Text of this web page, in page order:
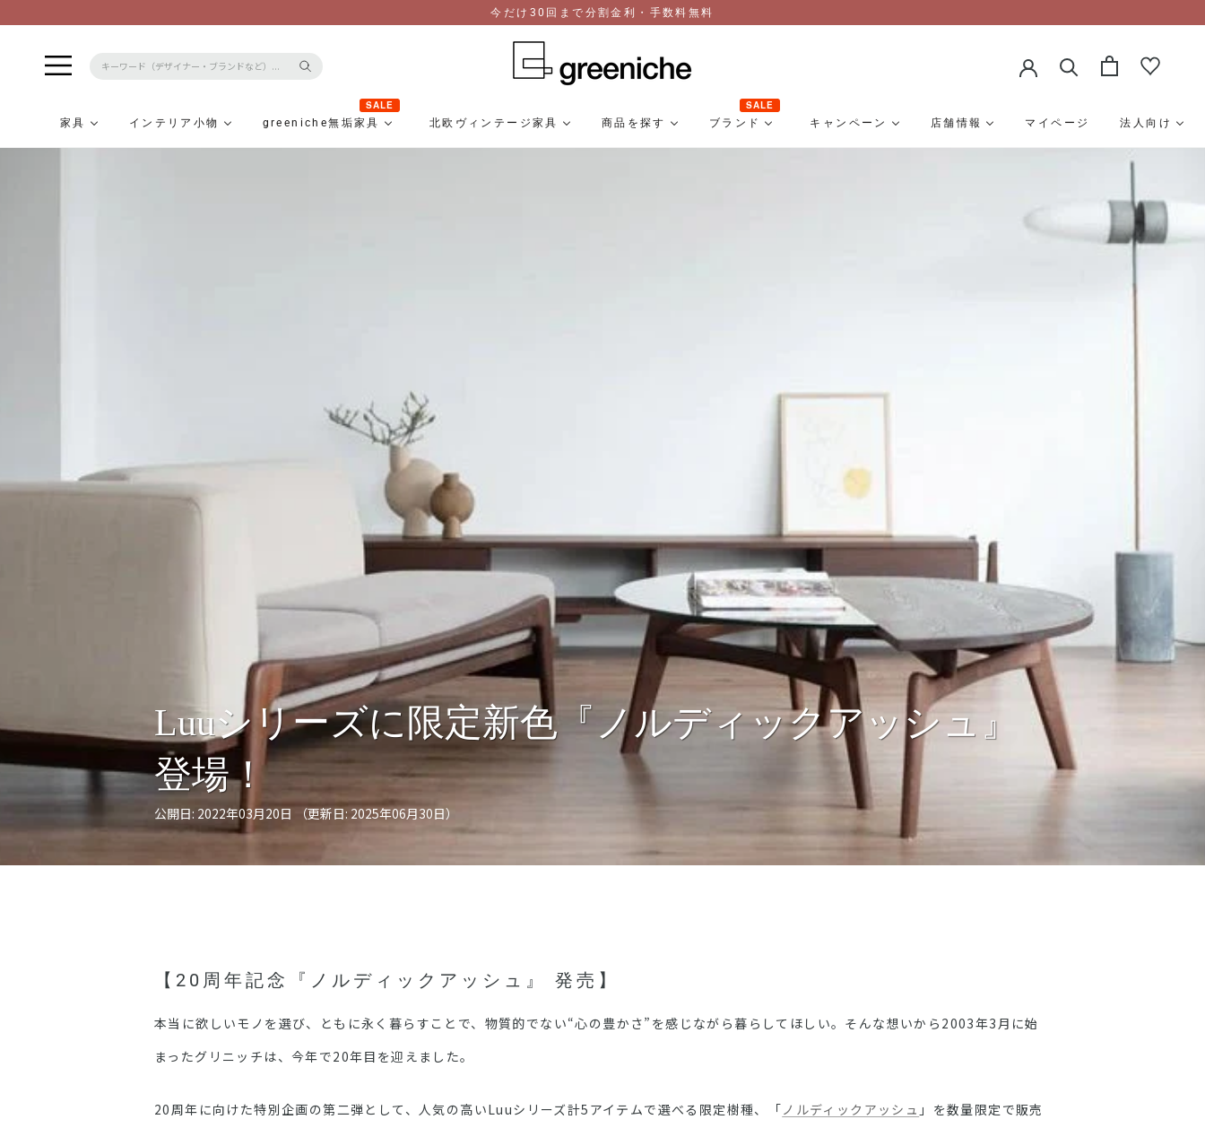
今だけ30回まで分割金利・手数料無料
家具 インテリア小物 greeniche無垢家具
SALE
北欧ヴィンテージ家具
商品を探す ブランド
SALE
キャンペーン
店舗情報 マイページ 法人向け
Luuシリーズに限定新色『ノルディックアッシュ』
登場！
公開日: 2022年03月20日 （更新日: 2025年06月30日）
【20周年記念『ノルディックアッシュ』 発売】
本当に欲しいモノを選び、ともに永く暮らすことで、物質的でない“心の豊かさ”を感じながら暮らしてほしい。そんな想いから2003年3月に始
まったグリニッチは、今年で20年目を迎えました。
20周年に向けた特別企画の第二弾として、人気の高いLuuシリーズ計5アイテムで選べる 限定樹種、「ノルディックアッシュ 」を数量限定で販売